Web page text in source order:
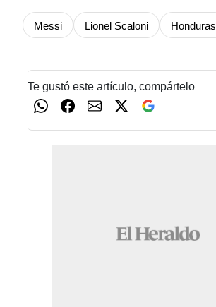
Messi Lionel Scaloni Honduras
Te gustó este artículo, compártelo